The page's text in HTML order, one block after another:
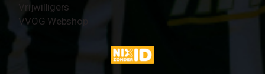
Vrijwilligers
VVOG Webshop